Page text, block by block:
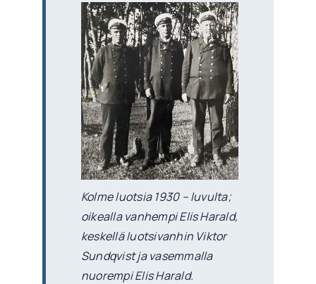
Kolme luotsia 1930 – luvulta;
oikealla vanhempi Elis Harald,
keskellä luotsivanhin Viktor
Sundqvist ja vasemmalla
nuorempi Elis Harald.